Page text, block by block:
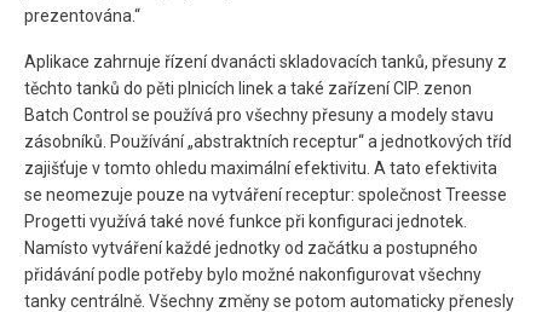
prezentována.“
Aplikace zahrnuje řízení dvanácti skladovacích tanků, přesuny z
těchto tanků do pěti plnicích linek a také zařízení CIP. zenon
Batch Control se používá pro všechny přesuny a modely stavu
zásobníků. Používání „abstraktních receptur“ a jednotkových tříd
zajišťuje v tomto ohledu maximální efektivitu. A tato efektivita
se neomezuje pouze na vytváření receptur: společnost Treesse
Progetti využívá také nové funkce při konfiguraci jednotek.
Namísto vytváření každé jednotky od začátku a postupného
přidávání podle potřeby bylo možné nakonfigurovat všechny
tanky centrálně. Všechny změny se potom automaticky přenesly